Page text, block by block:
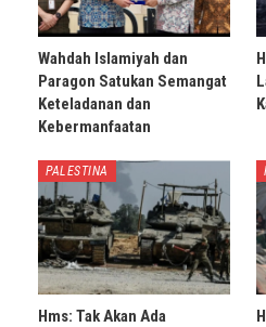
Wahdah Islamiyah dan
Paragon Satukan Semangat
Keteladanan dan
Kebermanfaatan
PALESTINA
Hms: Tak Akan Ada